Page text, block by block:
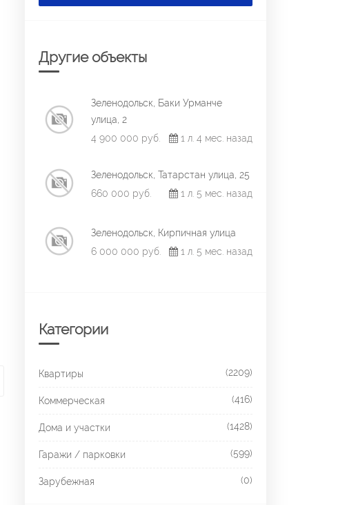
Другие объекты
Зеленодольск, Баки Урманче
улица, 2
4 900 000 руб.
1 л. 4 мес. назад
Зеленодольск, Татарстан улица, 25
660 000 руб.
1 л. 5 мес. назад
Зеленодольск, Кирпичная улица
6 000 000 руб.
1 л. 5 мес. назад
Категории
Квартиры (2209)
Коммерческая (416)
Дома и участки (1428)
Гаражи / парковки (599)
Зарубежная (0)